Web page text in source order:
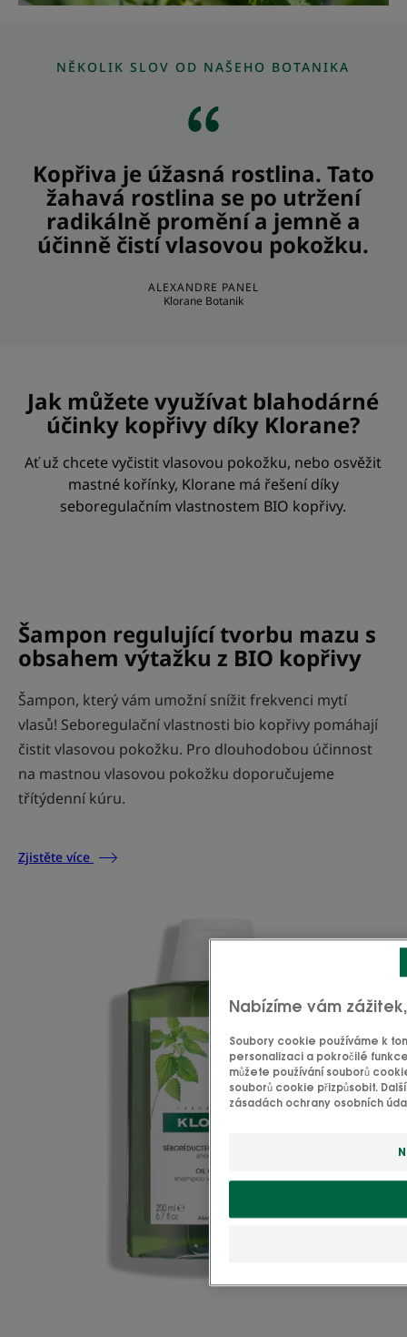
NĚKOLIK SLOV OD NAŠEHO BOTANIKA
Kopřiva je úžasná rostlina. Tato
žahavá rostlina se po utržení
radikálně promění a jemně a
účinně čistí vlasovou pokožku.
ALEXANDRE PANEL
Klorane Botanik
Jak můžete využívat blahodárné
účinky kopřivy díky Klorane?
Ať už chcete vyčistit vlasovou pokožku, nebo osvěžit
mastné kořínky, Klorane má řešení díky
seboregulačním vlastnostem BIO kopřivy.
Šampon regulující tvorbu mazu s
obsahem výtažku z BIO kopřivy
Šampon, který vám umožní snížit frekvenci mytí
vlasů! Seboregulační vlastnosti bio kopřivy pomáhají
čistit vlasovou pokožku. Pro dlouhodobou účinnost
na mastnou vlasovou pokožku doporučujeme
třítýdenní kúru.
Zjistěte více
Nabízíme vám
Soubory cookie používáme k
personalizaci a pokročilé
můžete používání souborů
souborů cookie přizpůsobit.
zásadách ochrany osobních